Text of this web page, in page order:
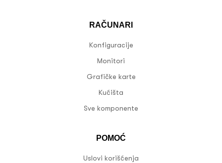
RAČUNARI
Konfiguracije
Monitori
Grafičke karte
Kućišta
Sve komponente
POMOĆ
Uslovi korišćenja